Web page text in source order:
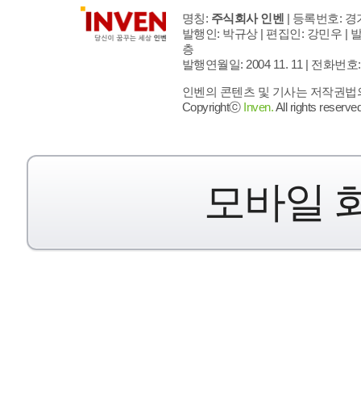
명칭: 주식회사 인벤 | 등록번호: 경
발행인: 박규상 | 편집인: 강민우 |
층
발행연월일: 2004 11. 11 | 전화번호
인벤의 콘텐츠 및 기사는 저작권
Copyrightⓒ Inven.All rights
모바일